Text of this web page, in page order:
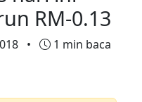
RM-0.13
• 1 min baca